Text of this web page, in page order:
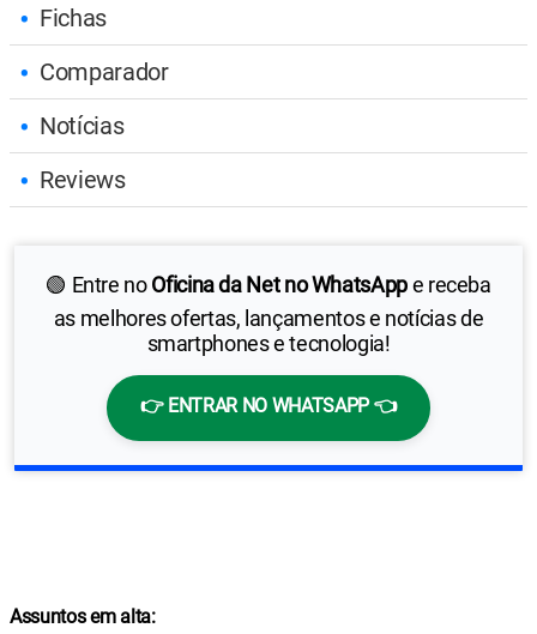
Fichas
Comparador
Notícias
Reviews
🟢 Entre noOficina da Net no WhatsAppe receba
as melhores ofertas, lançamentos e notícias de
smartphones e tecnologia!
👉 ENTRAR NO WHATSAPP 👈
Assuntos em alta: